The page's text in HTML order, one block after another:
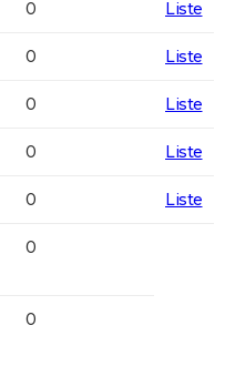
0 Liste
0 Liste
0 Liste
0 Liste
0 Liste
0
0